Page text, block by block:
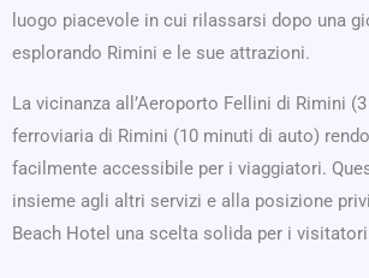
luogo piacevole in cui rilassarsi dopo una
esplorando Rimini e le sue attrazioni.
La vicinanza all’Aeroporto Fellini di Rimini
ferroviaria di Rimini (10 minuti di auto)
facilmente accessibile per i viaggiatori.
insieme agli altri servizi e alla posizione
Beach Hotel una scelta solida per i